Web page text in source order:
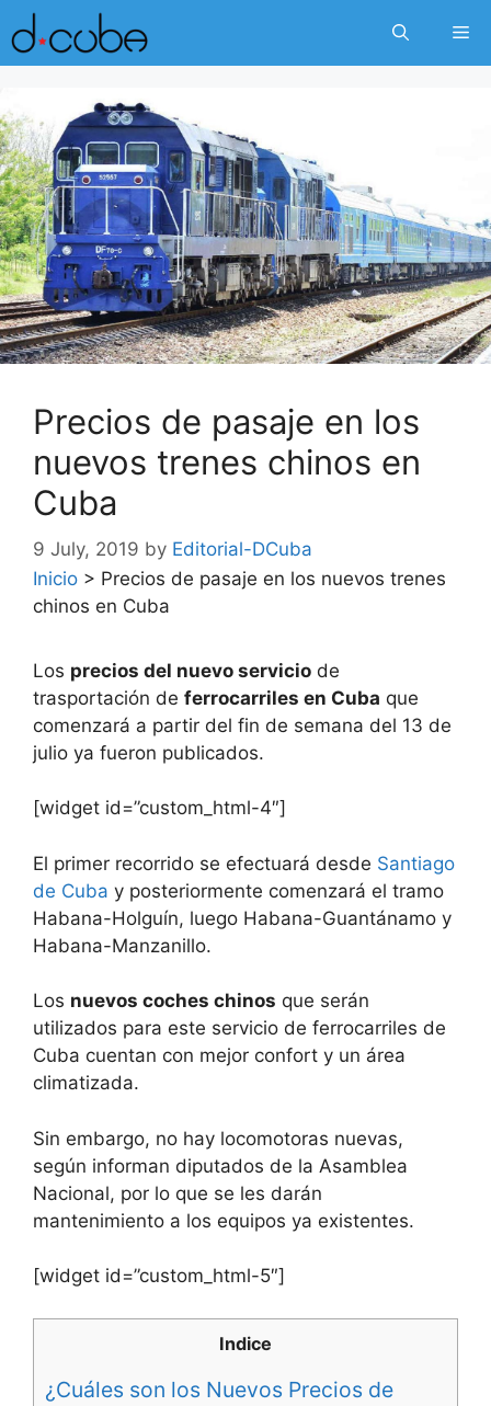
Skip
to
content
Precios de pasaje en los
nuevos trenes chinos en
Cuba
9 July, 2019 by Editorial-DCuba
Inicio > Precios de pasaje en los nuevos trenes
chinos en Cuba
Los precios del nuevo servicio de
trasportación de ferrocarriles en Cuba que
comenzará a partir del fin de semana del 13 de
julio ya fueron publicados.
[widget id=”custom_html-4″]
El primer recorrido se efectuará desde Santiago
de Cuba y posteriormente comenzará el tramo
Habana-Holguín, luego Habana-Guantánamo y
Habana-Manzanillo.
Los nuevos coches chinos que serán
utilizados para este servicio de ferrocarriles de
Cuba cuentan con mejor confort y un área
climatizada.
Sin embargo, no hay locomotoras nuevas,
según informan diputados de la Asamblea
Nacional, por lo que se les darán
mantenimiento a los equipos ya existentes.
[widget id=”custom_html-5″]
Indice
¿Cuáles son los Nuevos Precios de